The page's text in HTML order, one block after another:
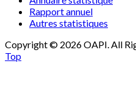
Rapport annuel
Autres statistiques
Copyright © 2026 OAPI. All
Top